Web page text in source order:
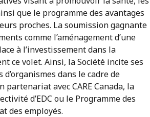
que le programme des avantages
proches. La soumission gagnante
comme l’aménagement d’une
à l’investissement dans la
ce volet. Ainsi, la Société incite ses
dans le cadre de
avec CARE Canada, la
d’EDC ou le Programme des
des employés.